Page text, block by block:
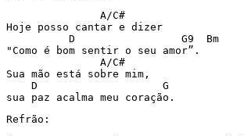
               A/C#
Hoje posso cantar e dizer
          D                 G9  Bm
"Como é bom sentir o seu amor”.
               A/C#
Sua mão está sobre mim,
    D                    G
sua paz acalma meu coração.
Refrão: